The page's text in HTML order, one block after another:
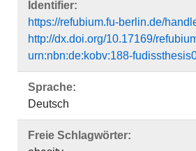
Identifier:
https://refubium.fu-berlin.de/
http://dx.doi.org/10.17169/
urn:nbn:de:kobv:188-
Sprache:
Deutsch
Freie Schlagwörter: